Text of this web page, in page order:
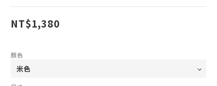
NT$1,380
顏色